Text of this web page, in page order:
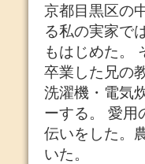
京都目黒区の
る私の実家で
もはじめた。
卒業した兄の
洗濯機・電気
ーする。 愛用
伝いをした。
いた。